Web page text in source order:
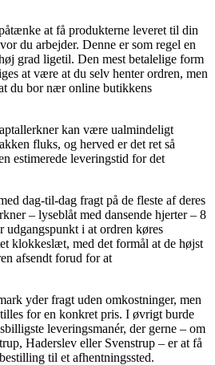
at få produkterne leveret til din
du arbejder. Denne er som regel en
grad ligetil. Den mest betalelige form
at være at du selv henter ordren, men
du bor nær online butikkens
kan være ualmindeligt
fluks, og herved er det ret så
estimerede leveringstid for det
dag-til-dag fragt på de fleste af deres
– lyseblåt med dansende hjerter – 8
udgangspunkt i at ordren køres
klokkeslæt, med det formål at de højst
afsendt forud for at
yder fragt uden omkostninger, men
for en konkret pris. I øvrigt burde
leveringsmanér, der gerne – om
Haderslev eller Svenstrup – er at få
til et afhentningssted.